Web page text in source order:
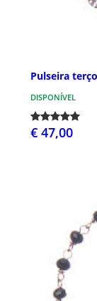
Pulseira
DISPONÍVEL
€ 47,00